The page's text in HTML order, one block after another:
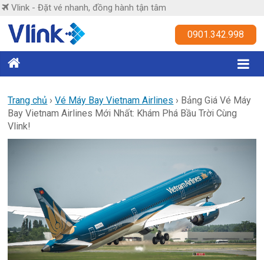
Skip
content
Vlink - Đặt vé nhanh, đồng hành tận tâm
Vlink
nhanh,
đồng
hành
tận
0901.342.998
Trang chủ ›Vé Máy Bay Vietnam Airlines › Bảng Giá Vé Máy
Bay Vietnam Airlines Mới Nhất: Khám Phá Bầu Trời Cùng
Vlink!